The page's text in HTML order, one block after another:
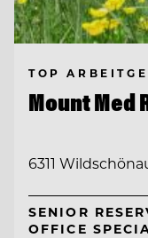
TOP
Mount Med
6311
SENIOR
OFFICE